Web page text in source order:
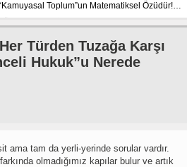
Toplum”un Matematiksel Özüdür!…
İstanbul’a dair Ne Kadar
Türden Tuzağa Karşı
Hukuk”u Nerede
ama tam da yerli-yerinde sorular vardır.
olmadığımız kapılar bulur ve artık